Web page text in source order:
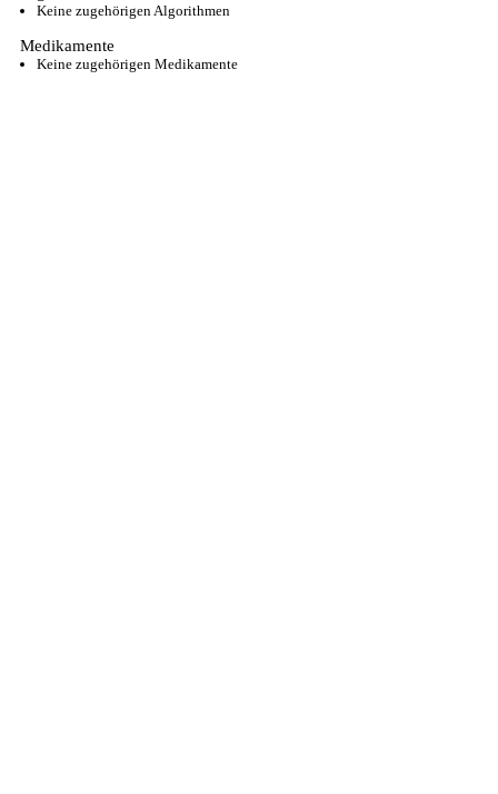
Keine zugehörigen Algorithmen
Medikamente
Keine zugehörigen Medikamente